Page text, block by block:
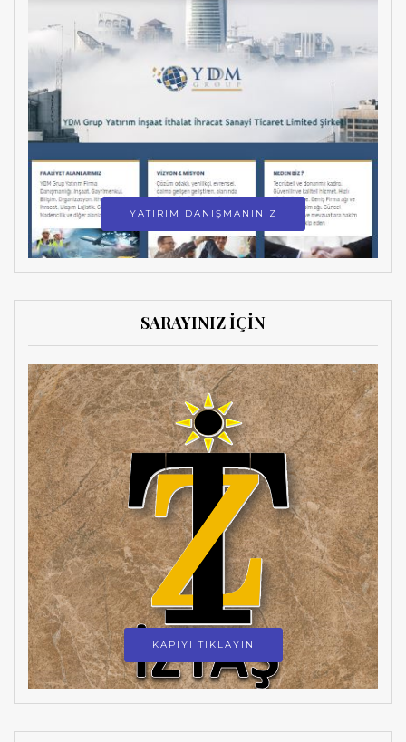
YATIRIM DANIŞMANINIZ
SARAYINIZ İÇİN
KAPIYI TIKLAYIN